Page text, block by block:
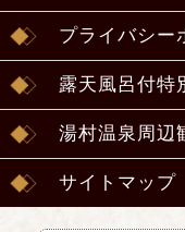
プライバシー
露天風呂付特
湯村温泉周辺
サイトマップ